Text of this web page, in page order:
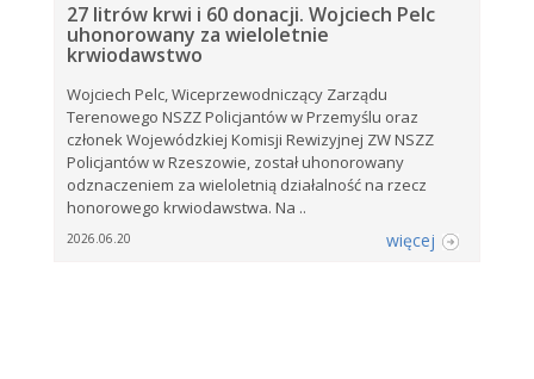
27 litrów krwi i 60 donacji. Wojciech Pelc
uhonorowany za wieloletnie
krwiodawstwo
Wojciech Pelc, Wiceprzewodniczący Zarządu
Terenowego NSZZ Policjantów w Przemyślu oraz
członek Wojewódzkiej Komisji Rewizyjnej ZW NSZZ
Policjantów w Rzeszowie, został uhonorowany
odznaczeniem za wieloletnią działalność na rzecz
honorowego krwiodawstwa. Na ..
2026.06.20 więcej